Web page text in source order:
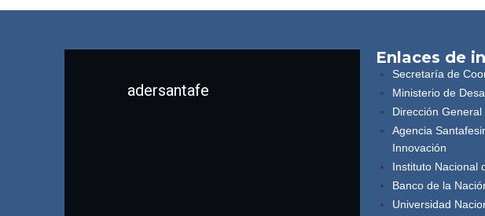
adersantafe
Enlaces de
Secretaría de
Ministerio de
Dirección
Agencia
Innovación
Instituto Nacional
Banco de la
Universidad